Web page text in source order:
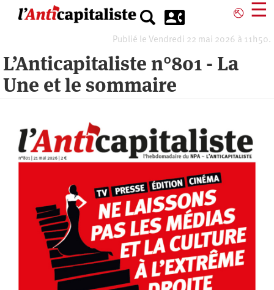
⎋ ☰
Publié le Vendredi 22 mai 2026 à 11h50.
L’Anticapitaliste n°801 - La
Une et le sommaire